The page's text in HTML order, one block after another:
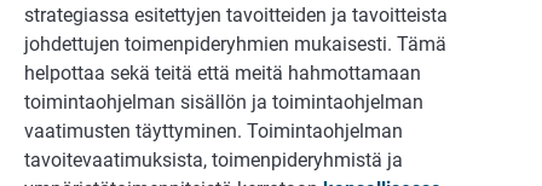
strategiassa esitettyjen tavoitteiden ja tavoitteista
johdettujen toimenpideryhmien mukaisesti. Tämä
helpottaa sekä teitä että meitä hahmottamaan
toimintaohjelman sisällön ja toimintaohjelman
vaatimusten täyttyminen. Toimintaohjelman
tavoitevaatimuksista, toimenpideryhmistä ja